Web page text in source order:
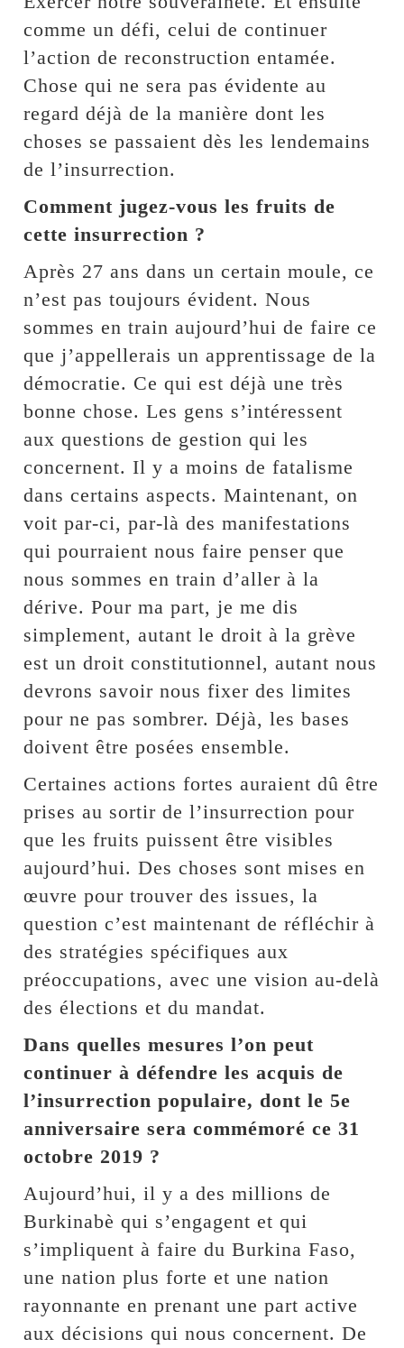
comme un défi, celui de continuer
l’action de reconstruction entamée.
Chose qui ne sera pas évidente au
regard déjà de la manière dont les
choses se passaient dès les lendemains
de l’insurrection.
Comment jugez-vous les fruits de
cette insurrection ?
Après 27 ans dans un certain moule, ce
n’est pas toujours évident. Nous
sommes en train aujourd’hui de faire ce
que j’appellerais un apprentissage de la
démocratie. Ce qui est déjà une très
bonne chose. Les gens s’intéressent
aux questions de gestion qui les
concernent. Il y a moins de fatalisme
dans certains aspects. Maintenant, on
voit par-ci, par-là des manifestations
qui pourraient nous faire penser que
nous sommes en train d’aller à la
dérive. Pour ma part, je me dis
simplement, autant le droit à la grève
est un droit constitutionnel, autant nous
devrons savoir nous fixer des limites
pour ne pas sombrer. Déjà, les bases
doivent être posées ensemble.
Certaines actions fortes auraient dû être
prises au sortir de l’insurrection pour
que les fruits puissent être visibles
aujourd’hui. Des choses sont mises en
œuvre pour trouver des issues, la
question c’est maintenant de réfléchir à
des stratégies spécifiques aux
préoccupations, avec une vision au-delà
des élections et du mandat.
Dans quelles mesures l’on peut
continuer à défendre les acquis de
l’insurrection populaire, dont le 5e
anniversaire sera commémoré ce 31
octobre 2019 ?
Aujourd’hui, il y a des millions de
Burkinabè qui s’engagent et qui
s’impliquent à faire du Burkina Faso,
une nation plus forte et une nation
rayonnante en prenant une part active
aux décisions qui nous concernent. De